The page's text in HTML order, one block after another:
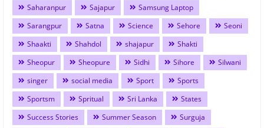
Saharanpur
Sajapur
Samsung Laptop
Sarangpur
Satna Science Sehore
Seoni
Shaakti
Shahdol shajapur
Shakti
Sheopur
Sheopure Sidhi Sihore
Silwani
singer
social media Sport
Sports
Sportsm
Spritual Sri Lanka
States
Success Stories
Summer Season
Surguja